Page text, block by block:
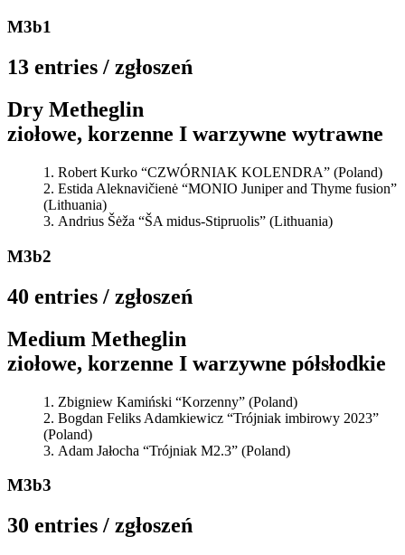
M3b1
13 entries / zgłoszeń
Dry Metheglin
ziołowe, korzenne I warzywne wytrawne
Robert Kurko “CZWÓRNIAK KOLENDRA” (Poland)
Estida Aleknavičienė “MONIO Juniper and Thyme fusion”
(Lithuania)
Andrius Šėža “ŠA midus-Stipruolis” (Lithuania)
M3b2
40 entries / zgłoszeń
Medium Metheglin
ziołowe, korzenne I warzywne półsłodkie
Zbigniew Kamiński “Korzenny” (Poland)
Bogdan Feliks Adamkiewicz “Trójniak imbirowy 2023”
(Poland)
Adam Jałocha “Trójniak M2.3” (Poland)
M3b3
30 entries / zgłoszeń